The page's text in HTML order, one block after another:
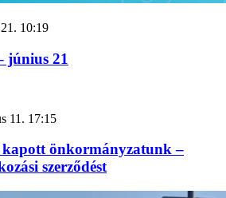
10:19
június 21
11. 17:15
önkormányzatunk –
szerződést